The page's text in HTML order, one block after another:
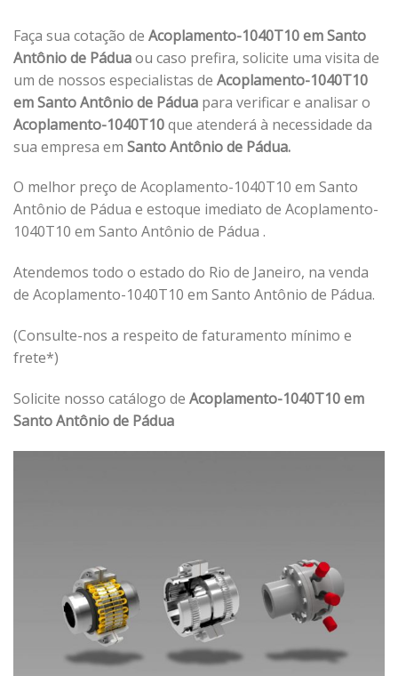
Faça sua cotação de Acoplamento-1040T10 em Santo
Antônio de Páduaou caso prefira, solicite uma visita de
um de nossos especialistas de Acoplamento-1040T10
em Santo Antônio de Pádua para verificar e analisar o
Acoplamento-1040T10que atenderá à necessidade da
sua empresa em Santo Antônio de Pádua.
O melhor preço de Acoplamento-1040T10 em Santo
Antônio de Pádua e estoque imediato de Acoplamento-
1040T10 em Santo Antônio de Pádua .
Atendemos todo o estado do Rio de Janeiro, na venda
de Acoplamento-1040T10 em Santo Antônio de Pádua.
(Consulte-nos a respeito de faturamento mínimo e
frete*)
Solicite nosso catálogo de Acoplamento-1040T10 em
Santo Antônio de Pádua